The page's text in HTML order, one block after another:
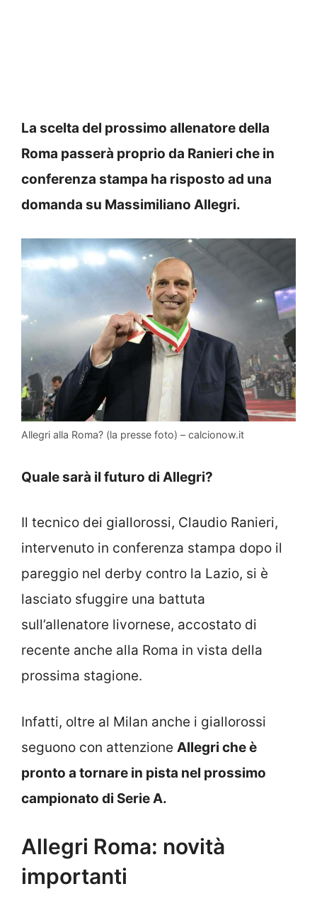
La scelta del prossimo allenatore della
Roma passerà proprio da Ranieri che in
conferenza stampa ha risposto ad una
domanda su Massimiliano Allegri.
Allegri alla Roma? (la presse foto) – calcionow.it
Quale sarà il futuro di Allegri?
Il tecnico dei giallorossi, Claudio Ranieri,
intervenuto in conferenza stampa dopo il
pareggio nel derby contro la Lazio, si è
lasciato sfuggire una battuta
sull’allenatore livornese, accostato di
recente anche alla Roma in vista della
prossima stagione.
Infatti, oltre al Milan anche i giallorossi
seguono con attenzione Allegri che è
pronto a tornare in pista nel prossimo
campionato di Serie A.
Allegri Roma: novità
importanti